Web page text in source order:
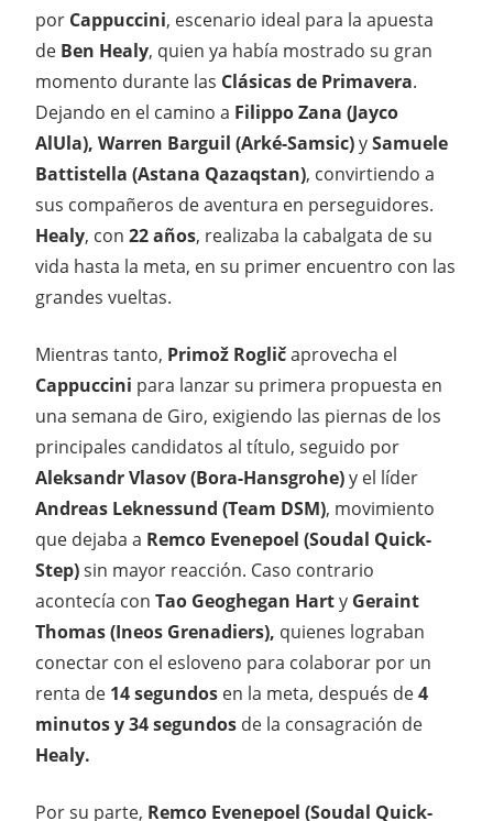
por Cappuccini, escenario ideal para la apuesta
de Ben Healy, quien ya había mostrado su gran
momento durante las Clásicas de Primavera.
Dejando en el camino a Filippo Zana (Jayco
AlUla), Warren Barguil (Arké-Samsic)ySamuele
Battistella (Astana Qazaqstan), convirtiendo a
sus compañeros de aventura en perseguidores.
Healy, con 22 años, realizaba la cabalgata de su
vida hasta la meta, en su primer encuentro con las
grandes vueltas.
Mientras tanto, Primož Rogličaprovecha el
Cappuccini para lanzar su primera propuesta en
una semana de Giro, exigiendo las piernas de los
principales candidatos al título, seguido por
Aleksandr Vlasov (Bora-Hansgrohe)y el líder
Andreas Leknessund (Team DSM), movimiento
que dejaba a Remco Evenepoel (Soudal Quick-
Step)sin mayor reacción. Caso contrario
acontecía con Tao Geoghegan Harty Geraint
Thomas (Ineos Grenadiers), quienes lograban
conectar con el esloveno para colaborar por un
renta de 14 segundos en la meta, después de4
minutos y 34 segundos de la consagración de
Healy.
Por su parte, Remco Evenepoel (Soudal Quick-